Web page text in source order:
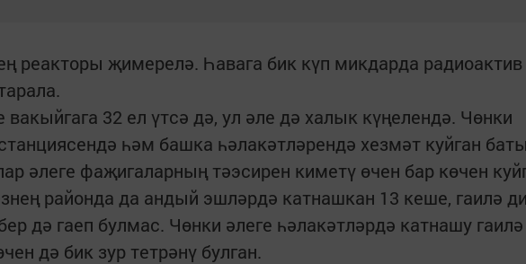
реакторы җимерелә. Һавага бик күп микдарда радиоактив
вакыйгага 32 ел үтсә дә, ул әле дә халык күңелендә. Чөнки
һәм башка һәлакәтләрендә хезмәт куйган
әлеге фаҗигаларның тәэсирен киметү өчен бар көчен
районда да андый эшләрдә катнашкан 13 кеше, гаилә
дә гаеп булмас. Чөнки әлеге һәлакәтләрдә катнашу гаилә
дә бик зур тетрәнү булган.